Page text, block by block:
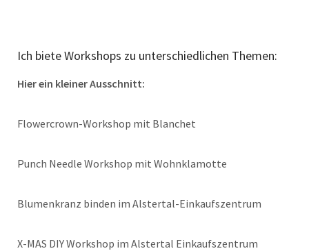
Ich biete Workshops zu unterschiedlichen Themen:
Hier ein kleiner Ausschnitt:
Flowercrown-Workshop mit Blanchet
Punch Needle Workshop mit Wohnklamotte
Blumenkranz binden im Alstertal-Einkaufszentrum
X-MAS DIY Workshop im Alstertal Einkaufszentrum